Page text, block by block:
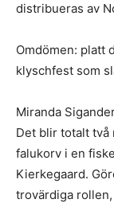
distribueras av
Omdömen: platt
klyschfest som
Miranda
Det blir totalt två
falukorv i en
Kierkegaard.
trovärdiga